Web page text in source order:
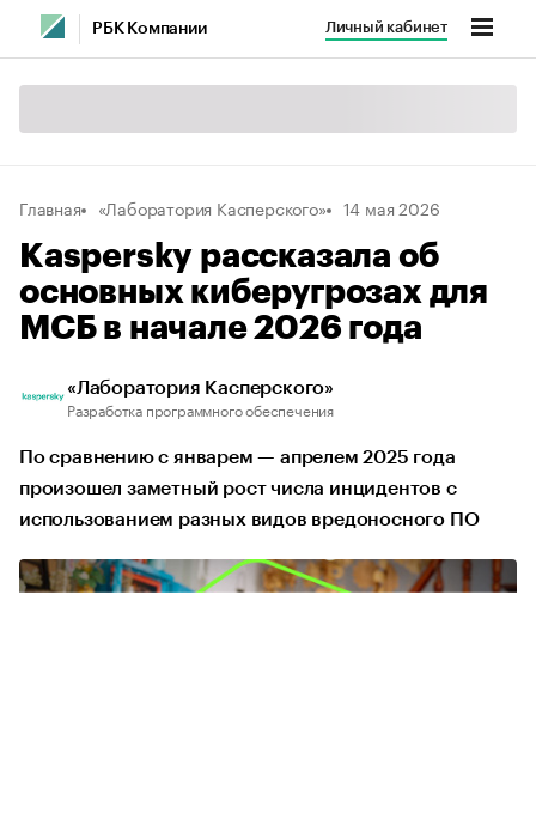
РБК Компании Личный кабинет
Главная «Лаборатория Касперского» 14 мая 2026
Kaspersky рассказала об
основных киберугрозах для
МСБ в начале 2026 года
«Лаборатория Касперского»
Разработка программного обеспечения
По сравнению с январем — апрелем 2025 года
произошел заметный рост числа инцидентов с
использованием разных видов вредоносного ПО